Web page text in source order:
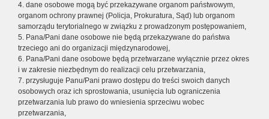
4. dane osobowe mogą być przekazywane organom państwowym,
organom ochrony prawnej (Policja, Prokuratura, Sąd) lub organom
samorządu terytorialnego w związku z prowadzonym postępowaniem,
5. Pana/Pani dane osobowe nie będą przekazywane do państwa
trzeciego ani do organizacji międzynarodowej,
6. Pana/Pani dane osobowe będą przetwarzane wyłącznie przez okres
i w zakresie niezbędnym do realizacji celu przetwarzania,
7. przysługuje Panu/Pani prawo dostępu do treści swoich danych
osobowych oraz ich sprostowania, usunięcia lub ograniczenia
przetwarzania lub prawo do wniesienia sprzeciwu wobec
przetwarzania,